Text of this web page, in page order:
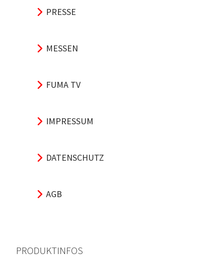
PRESSE
MESSEN
FUMA TV
IMPRESSUM
DATENSCHUTZ
AGB
PRODUKTINFOS